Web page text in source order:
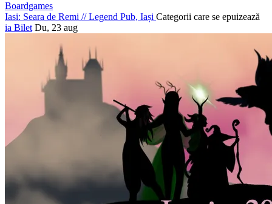
Boardgames
Iasi: Seara de Remi //Legend Pub, Iași Categorii care se epuizează
ia Bilet Du, 23 aug